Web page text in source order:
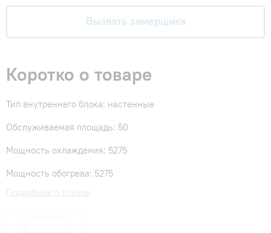
Вызвать замерщика
Коротко о товаре
Тип внутреннего блока: настенные
Обслуживаемая площадь: 50
Мощность охлаждения: 5275
Мощность обогрева: 5275
Подробнее о товаре